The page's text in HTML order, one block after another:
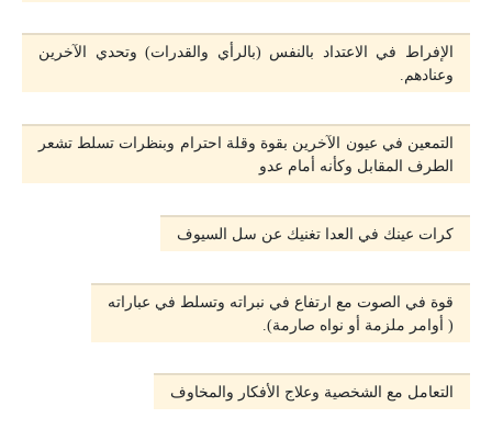
الإفراط في الاعتداد بالنفس (بالرأي والقدرات) وتحدي الآخرين
وعنادهم.
التمعين في عيون الآخرين بقوة وقلة احترام وبنظرات تسلط تشعر
الطرف المقابل وكأنه أمام عدو
كرات عينك في العدا تغنيك عن سل السيوف
قوة في الصوت مع ارتفاع في نبراته وتسلط في عباراته
( أوامر ملزمة أو نواه صارمة).
التعامل مع الشخصية وعلاج الأفكار والمخاوف